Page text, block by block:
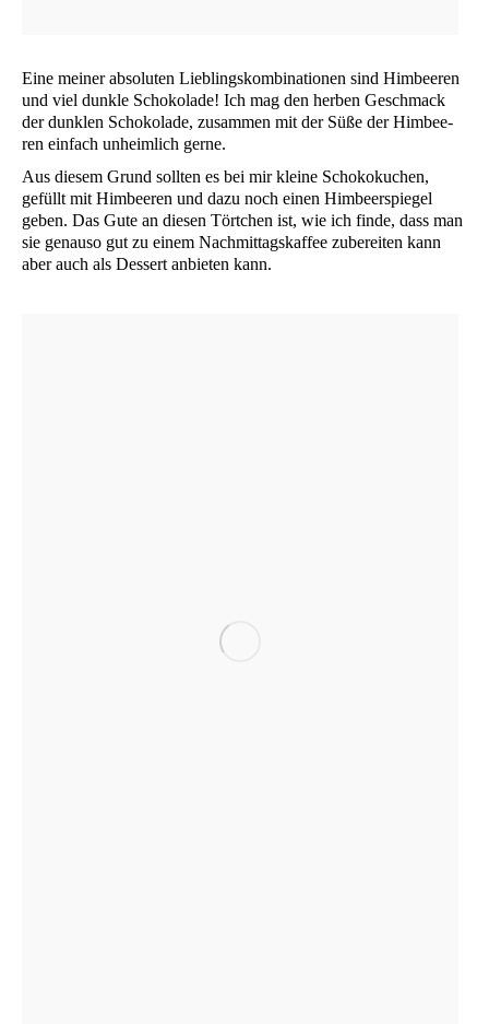
Eine mei­ner abso­lu­ten Lieb­lings­kom­bi­na­tio­nen sind Him­bee­ren
und viel dunk­le Scho­ko­la­de! Ich mag den her­ben Geschmack
der dunk­len Scho­ko­la­de, zusam­men mit der Süße der Him­bee­
ren ein­fach unheim­lich gerne.
Aus die­sem Grund soll­ten es bei mir klei­ne Scho­ko­ku­chen,
gefüllt mit Him­bee­ren und dazu noch einen Him­beer­spie­gel
geben. Das Gute an die­sen Tört­chen ist, wie ich fin­de, dass man
sie genau­so gut zu einem Nach­mit­tags­kaf­fee zube­rei­ten kann
aber auch als Des­sert anbie­ten kann.